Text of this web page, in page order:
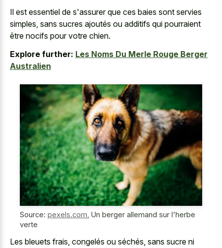
Il est essentiel de s'assurer que ces baies sont servies
simples, sans sucres ajoutés ou additifs qui pourraient
être nocifs pour votre chien.
Explore further: Les Noms Du Merle Rouge Berger
Australien
Source: pexels.com Un berger allemand sur l'herbe
verte
Les bleuets frais, congelés ou séchés, sans sucre ni